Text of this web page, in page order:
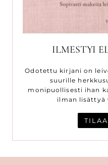
ILMESTYI
Odotettu kirjani on
suurille
monipuollisesti ihan
ilman lisättyä